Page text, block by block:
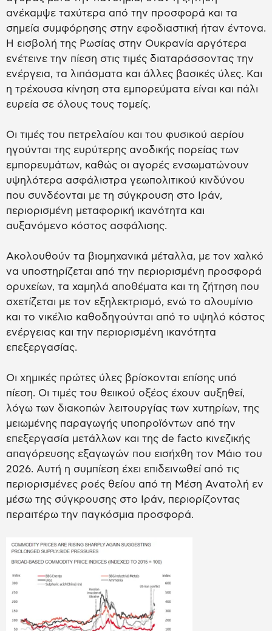
ανέκαμψε ταχύτερα από την προσφορά και τα
σημεία συμφόρησης στην εφοδιαστική ήταν έντονα.
Η εισβολή της Ρωσίας στην Ουκρανία αργότερα
ενέτεινε την πίεση στις τιμές διαταράσσοντας την
ενέργεια, τα λιπάσματα και άλλες βασικές ύλες. Και
η τρέχουσα κίνηση στα εμπορεύματα είναι και πάλι
ευρεία σε όλους τους τομείς.
Οι τιμές του πετρελαίου και του φυσικού αερίου
ηγούνται της ευρύτερης ανοδικής πορείας των
εμπορευμάτων, καθώς οι αγορές ενσωματώνουν
υψηλότερα ασφάλιστρα γεωπολιτικού κινδύνου
που συνδέονται με τη σύγκρουση στο Ιράν,
περιορισμένη μεταφορική ικανότητα και
αυξανόμενο κόστος ασφάλισης.
Ακολουθούν τα βιομηχανικά μέταλλα, με τον χαλκό
να υποστηρίζεται από την περιορισμένη προσφορά
ορυχείων, τα χαμηλά αποθέματα και τη ζήτηση που
σχετίζεται με τον εξηλεκτρισμό, ενώ το αλουμίνιο
και το νικέλιο καθοδηγούνται από το υψηλό κόστος
ενέργειας και την περιορισμένη ικανότητα
επεξεργασίας.
Οι χημικές πρώτες ύλες βρίσκονται επίσης υπό
πίεση. Οι τιμές του θειικού οξέος έχουν αυξηθεί,
λόγω των διακοπών λειτουργίας των χυτηρίων, της
μειωμένης παραγωγής υποπροϊόντων από την
επεξεργασία μετάλλων και της de facto κινεζικής
απαγόρευσης εξαγωγών που εισήχθη τον Μάιο του
2026. Αυτή η συμπίεση έχει επιδεινωθεί από τις
περιορισμένες ροές θείου από τη Μέση Ανατολή εν
μέσω της σύγκρουσης στο Ιράν, περιορίζοντας
περαιτέρω την παγκόσμια προσφορά.